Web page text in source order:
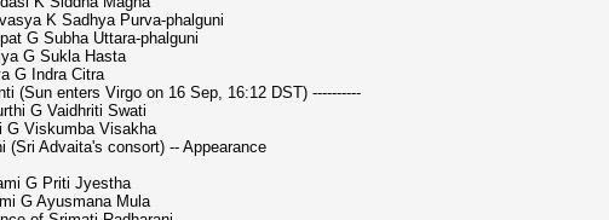
K Sadhya Purva-phalguni
G Subha Uttara-phalguni
G Sukla Hasta
G Indra Citra
(Sun enters Virgo on 16 Sep, 16:12 DST) ----------
G Vaidhriti Swati
G Viskumba Visakha
(Sri Advaita's consort) -- Appearance
G Priti Jyestha
G Ayusmana Mula